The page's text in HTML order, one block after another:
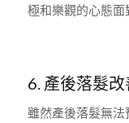
極和樂觀的心態面
6. 產後落髮
雖然產後落髮無